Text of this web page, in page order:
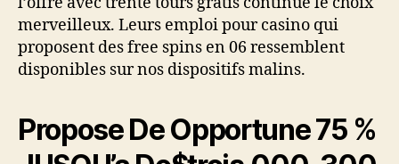
merveilleux. Leurs emploi pour casino qui
proposent des free spins en 06 ressemblent
disponibles sur nos dispositifs malins.
Propose De Opportune 75 %